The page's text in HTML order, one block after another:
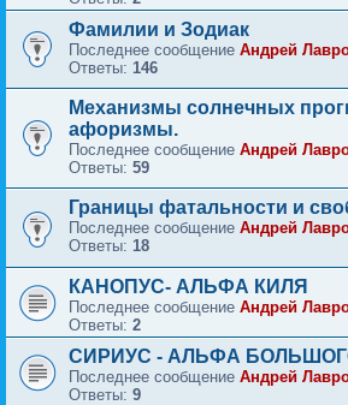
Фамилии и Зодиак
Последнее сообщение Андрей
Ответы: 146
Механизмы солнечных
афоризмы.
Последнее сообщение Андрей
Ответы: 59
Границы фатальности и
Последнее сообщение Андрей
Ответы: 18
КАНОПУС- АЛЬФА КИЛЯ
Последнее сообщение Андрей
Ответы: 2
СИРИУС - АЛЬФА
Последнее сообщение Андрей
Ответы: 9